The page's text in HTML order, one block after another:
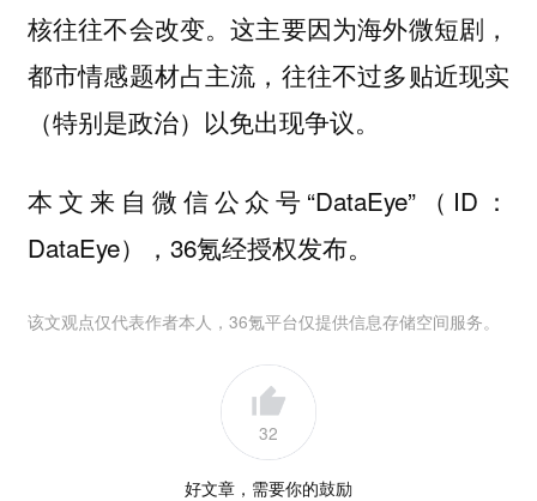
核往往不会改变。这主要因为海外微短剧，
都市情感题材占主流，往往不过多贴近现实
（特别是政治）以免出现争议。
本文来自微信公众号“DataEye”（ID：
DataEye），36氪经授权发布。
该文观点仅代表作者本人，36氪平台仅提供信息存储空间服务。
32
好文章，需要你的鼓励